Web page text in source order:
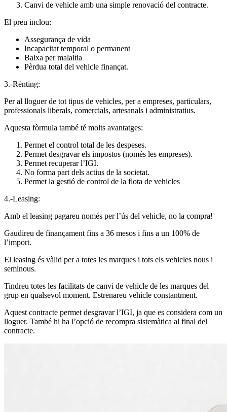
Canvi de vehicle amb una simple renovació del contracte.
El preu inclou:
Assegurança de vida
Incapacitat temporal o permanent
Baixa per malaltia
Pèrdua total del vehicle finançat.
3.-Rènting:
Per al lloguer de tot tipus de vehicles, per a empreses, particulars,
professionals liberals, comercials, artesanals i administratius.
Aquesta fòrmula també té molts avantatges:
Permet el control total de les despeses.
Permet desgravar els impostos (només les empreses).
Permet recuperar l’IGI.
No forma part dels actius de la societat.
Permet la gestió de control de la flota de vehicles
4.-Leasing:
Amb el leasing pagareu només per l’ús del vehicle, no la compra!
Gaudireu de finançament fins a 36 mesos i fins a un 100% de
l’import.
El leasing és vàlid per a totes les marques i tots els vehicles nous i
seminous.
Tindreu totes les facilitats de canvi de vehicle de les marques del
grup en qualsevol moment. Estrenareu vehicle constantment.
Aquest contracte permet desgravar l’IGI, ja que es considera com un
lloguer. També hi ha l’opció de recompra sistemàtica al final del
contracte.